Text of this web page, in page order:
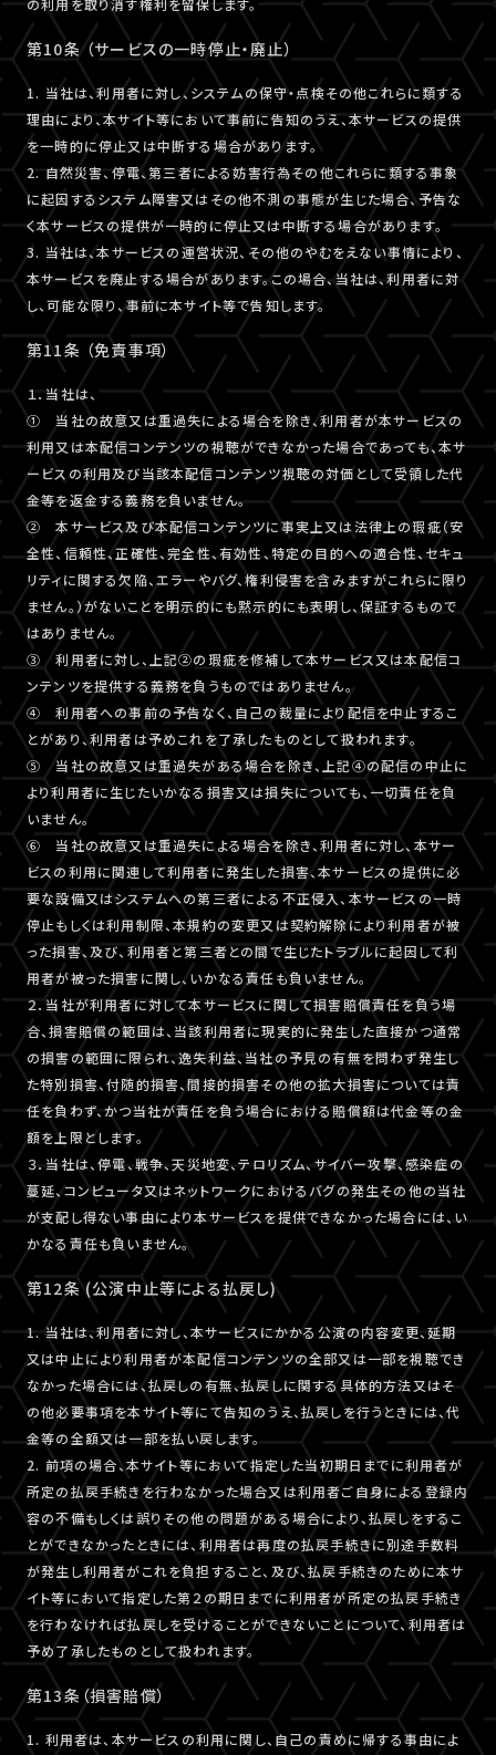
の利用を取り消す権利を留保します。
第10条 （サービスの一時停止・廃止）
1. 当社は、利用者に対し、システムの保守・点検その他これらに類する
理由により、本サイト等において事前に告知のうえ、本サービスの提供
を一時的に停止又は中断する場合があります。
2. 自然災害、停電、第三者による妨害行為その他これらに類する事象
に起因するシステム障害又はその他不測の事態が生じた場合、予告な
く本サービスの提供が一時的に停止又は中断する場合があります。
3. 当社は、本サービスの運営状況、その他のやむをえない事情により、
本サービスを廃止する場合があります。この場合、当社は、利用者に対
し、可能な限り、事前に本サイト等で告知します。
第11条 （免責事項）
１．当社は、
① 当社の故意又は重過失による場合を除き、利用者が本サービスの
利用又は本配信コンテンツの視聴ができなかった場合であっても、本サ
ービスの利用及び当該本配信コンテンツ視聴の対価として受領した代
金等を返金する義務を負いません。
② 本サービス及び本配信コンテンツに事実上又は法律上の瑕疵（安
全性、信頼性、正確性、完全性、有効性、特定の目的への適合性、セキュ
リティに関する欠陥、エラーやバグ、権利侵害を含みますがこれらに限り
ません。）がないことを明示的にも黙示的にも表明し、保証するもので
はありません。
③ 利用者に対し、上記②の瑕疵を修補して本サービス又は本配信コ
ンテンツを提供する義務を負うものではありません。
④ 利用者への事前の予告なく、自己の裁量により配信を中止するこ
とがあり、利用者は予めこれを了承したものとして扱われます。
⑤ 当社の故意又は重過失がある場合を除き、上記④の配信の中止に
より利用者に生じたいかなる損害又は損失についても、一切責任を負
いません。
⑥ 当社の故意又は重過失による場合を除き、利用者に対し、本サー
ビスの利用に関連して利用者に発生した損害、本サービスの提供に必
要な設備又はシステムへの第三者による不正侵入、本サービスの一時
停止もしくは利用制限、本規約の変更又は契約解除により利用者が被
った損害、及び、利用者と第三者との間で生じたトラブルに起因して利
用者が被った損害に関し、いかなる責任も負いません。
２．当社が利用者に対して本サービスに関して損害賠償責任を負う場
合、損害賠償の範囲は、当該利用者に現実的に発生した直接かつ通常
の損害の範囲に限られ、逸失利益、当社の予見の有無を問わず発生し
た特別損害、付随的損害、間接的損害その他の拡大損害については責
任を負わず、かつ当社が責任を負う場合における賠償額は代金等の金
額を上限とします。
３．当社は、停電、戦争、天災地変、テロリズム、サイバー攻撃、感染症の
蔓延、コンピュータ又はネットワークにおけるバグの発生その他の当社
が支配し得ない事由により本サービスを提供できなかった場合には、い
かなる責任も負いません。
第12条 (公演中止等による払戻し)
1. 当社は、利用者に対し、本サービスにかかる公演の内容変更、延期
又は中止により利用者が本配信コンテンツの全部又は一部を視聴でき
なかった場合には、払戻しの有無、払戻しに関する具体的方法又はそ
の他必要事項を本サイト等にて告知のうえ、払戻しを行うときには、代
金等の全額又は一部を払い戻します。
2. 前項の場合、本サイト等において指定した当初期日までに利用者が
所定の払戻手続きを行わなかった場合又は利用者ご自身による登録内
容の不備もしくは誤りその他の問題がある場合により、払戻しをするこ
とができなかったときには、利用者は再度の払戻手続きに別途手数料
が発生し利用者がこれを負担すること、及び、払戻手続きのために本サ
イト等において指定した第２の期日までに利用者が所定の払戻手続き
を行わなければ払戻しを受けることができないことについて、利用者は
予め了承したものとして扱われます。
第13条（損害賠償）
1. 利用者は、本サービスの利用に関し、自己の責めに帰する事由によ